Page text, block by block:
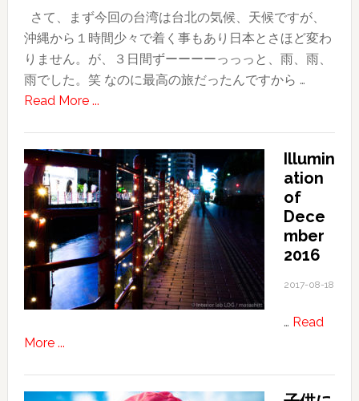
デ
さ
ん
し
て
ま
す
さて、まず今回の台湾は台北の気候、天候ですが、
沖縄から１時間少々で着く事もあり日本とさほど変わ
りません。が、３日間ずーーーーっっっと、雨、雨、
雨でした。笑 なのに最高の旅だったんですから …
Read More ...about
湾
旅
行
記〜
そ
の
２〜
ほ
り
で
Illumin
ation
of
Dece
mber
2016
2017-08-18
… Read
More ...about